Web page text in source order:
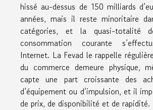
hissé au-dessus de 150 milliards
années, mais il reste minoritaire
catégories, et la quasi-totalité
consommation courante
Internet. La Fevad le rappelle
du commerce demeure physique,
capte une part croissante des
d’équipement ou d’impulsion, et il
de prix, de disponibilité et de rapidité.